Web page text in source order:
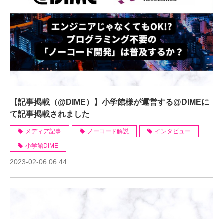
【記事掲載（@DIME）】小学館様が運営する@DIMEに
て記事掲載されました
メディア記事 ノーコード解説 インタビュー
小学館DIME
2023-02-06 06:44